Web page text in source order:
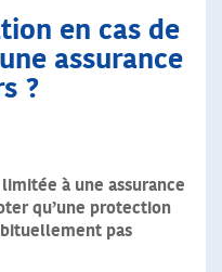
en cas de
assurance
?
à une assurance
qu’une protection
pas